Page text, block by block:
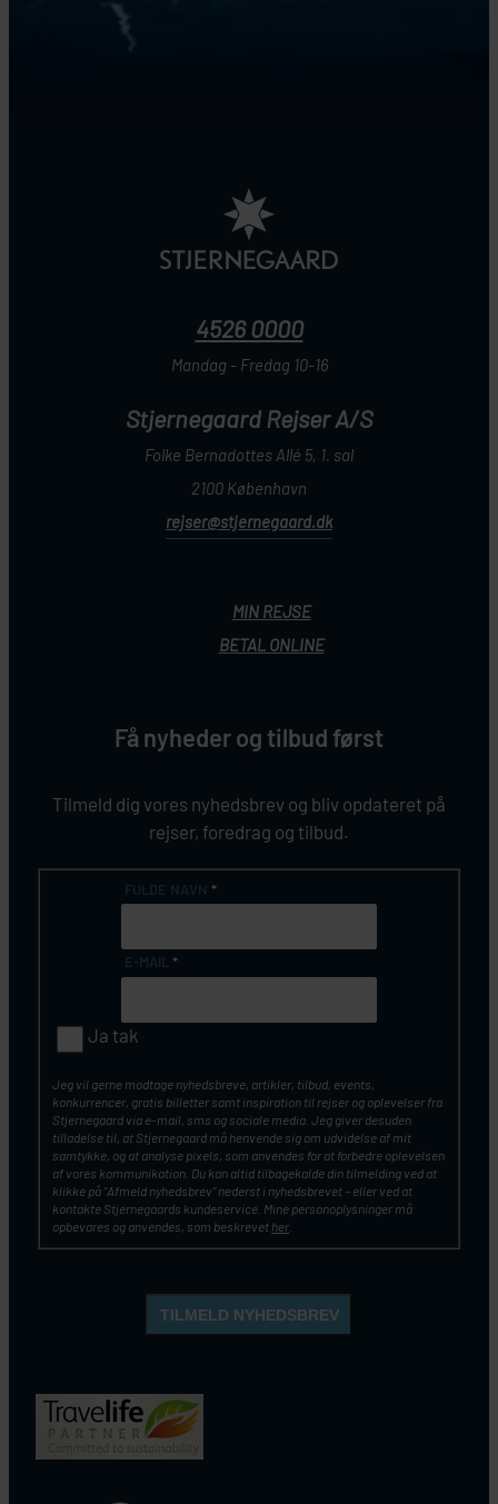
4526 0000
Mandag - Fredag 10-16
Stjernegaard Rejser A/S
Folke Bernadottes Allé 5, 1. sal
2100 København
rejser@stjernegaard.dk
MIN REJSE
BETAL ONLINE
Få nyheder og tilbud først
Tilmeld dig vores nyhedsbrev og bliv opdateret på
rejser, foredrag og tilbud.
*
*
Ja tak
Jeg vil gerne modtage nyhedsbreve, artikler, tilbud, events,
konkurrencer, gratis billetter samt inspiration til rejser og oplevelser fra
Stjernegaard via e-mail, sms og sociale media. Jeg giver desuden
tilladelse til, at Stjernegaard må henvende sig om udvidelse af mit
samtykke, og at analyse pixels, som anvendes for at forbedre oplevelsen
af vores kommunikation. Du kan altid tilbagekalde din tilmelding ved at
klikke på ”Afmeld nyhedsbrev” nederst i nyhedsbrevet – eller ved at
kontakte Stjernegaards kundeservice. Mine personoplysninger må
opbevares og anvendes, som beskrevet her